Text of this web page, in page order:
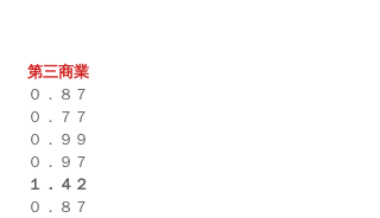
第三商業
０．８７
０．７７
０．９９
０．９７
１．４２
０．８７